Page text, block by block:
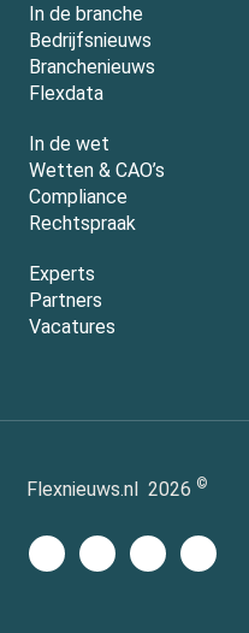
In de branche
Bedrijfsnieuws
Branchenieuws
Flexdata
In de wet
Wetten & CAO’s
Compliance
Rechtspraak
Experts
Partners
Vacatures
Flexnieuws.nl 2026 ©